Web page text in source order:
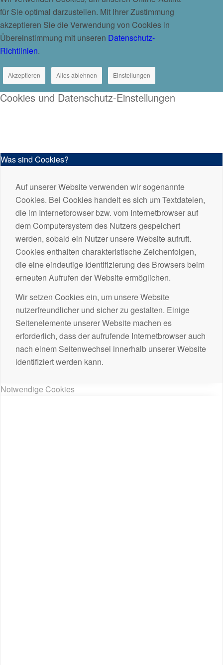
für Sie optimal darzustellen. Mit Ihrer Zustimmung
akzeptieren Sie die Verwendung von Cookies in
Übereinstimmung mit unseren Datenschutz-
Richtlinien.
Akzeptieren Alles ablehnen Einstellungen
Cookies und Datenschutz-Einstellungen
Was sind Cookies?
Auf unserer Website verwenden wir sogenannte
Cookies. Bei Cookies handelt es sich um Textdateien,
die im Internetbrowser bzw. vom Internetbrowser auf
dem Computersystem des Nutzers gespeichert
werden, sobald ein Nutzer unsere Website aufruft.
Cookies enthalten charakteristische Zeichenfolgen,
die eine eindeutige Identifizierung des Browsers beim
erneuten Aufrufen der Website ermöglichen.
Wir setzen Cookies ein, um unsere Website
nutzerfreundlicher und sicher zu gestalten. Einige
Seitenelemente unserer Website machen es
erforderlich, dass der aufrufende Internetbrowser auch
nach einem Seitenwechsel innerhalb unserer Website
identifiziert werden kann.
Notwendige Cookies